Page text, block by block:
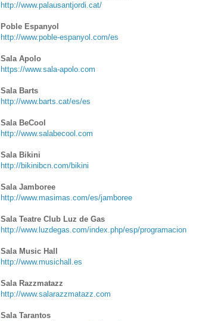
http://www.palausantjordi.cat/
Poble Espanyol
http://www.poble-espanyol.com/es
Sala Apolo
https://www.sala-apolo.com
Sala Barts
http://www.barts.cat/es/es
Sala BeCool
http://www.salabecool.com
Sala Bikini
http://bikinibcn.com/bikini
Sala Jamboree
http://www.masimas.com/es/jamboree
Sala Teatre Club Luz de Gas
http://www.luzdegas.com/index.php/esp/programacion
Sala Music Hall
http://www.musichall.es
Sala Razzmatazz
http://www.salarazzmatazz.com
Sala Tarantos